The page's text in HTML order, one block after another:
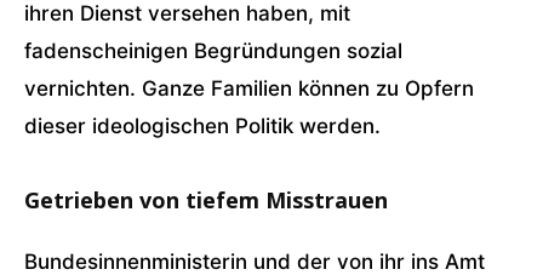
ihren Dienst versehen haben, mit
fadenscheinigen Begründungen sozial
vernichten. Ganze Familien können zu Opfern
dieser ideologischen Politik werden.
Getrieben von tiefem Misstrauen
Bundesinnenministerin und der von ihr ins Amt